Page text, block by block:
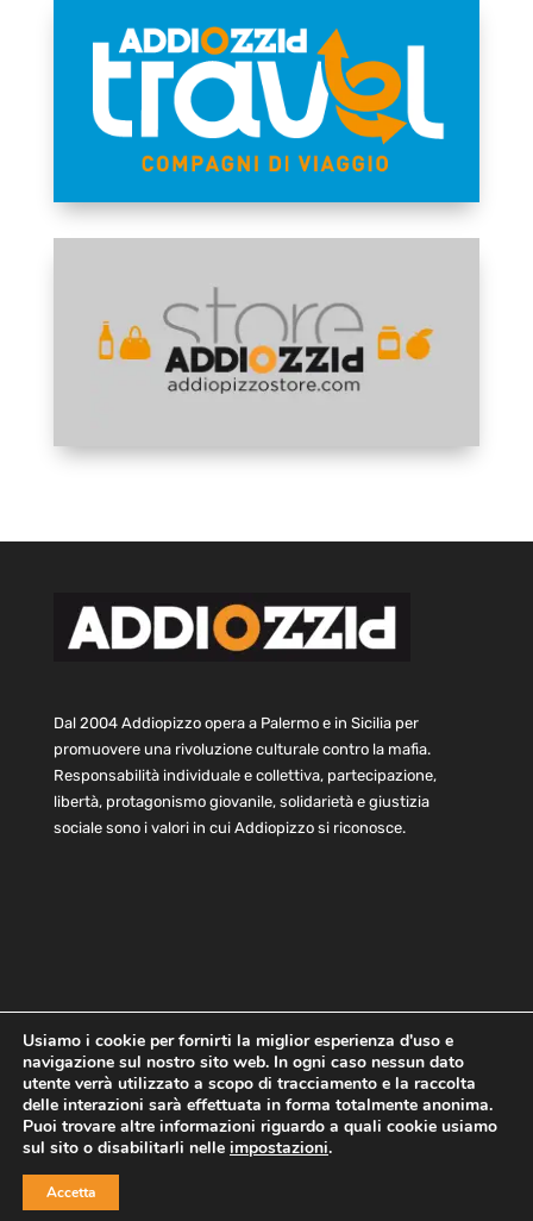
Dal 2004 Addiopizzo opera a Palermo e in Sicilia per
promuovere una rivoluzione culturale contro la mafia.
Responsabilità individuale e collettiva, partecipazione,
libertà, protagonismo giovanile, solidarietà e giustizia
sociale sono i valori in cui Addiopizzo si riconosce.
Home Statuto e bilancio
Contatti
Privacy
Cookie Child Protection Policy
Copyright © 2021 AddioPizzo | Tutti i diritti riservati | Sede
Usiamo i cookie per fornirti la miglior esperienza d'uso e
navigazione sul nostro sito web. In ogni caso nessun dato
utente verrà utilizzato a scopo di tracciamento e la raccolta
delle interazioni sarà effettuata in forma totalmente anonima.
Puoi trovare altre informazioni riguardo a quali cookie usiamo
sul sito o disabilitarli nelle impostazioni.
Accetta